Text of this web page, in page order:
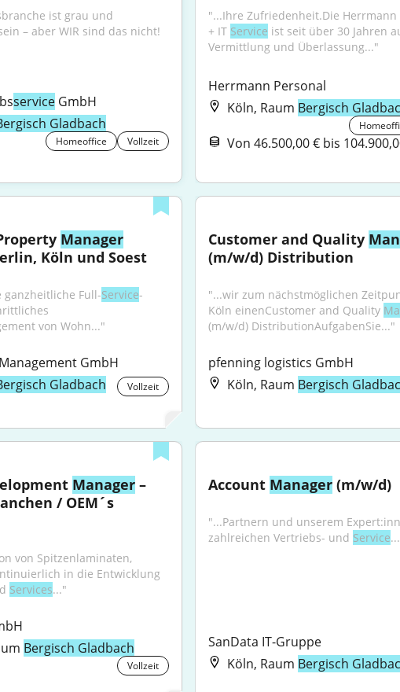
ist grau und
– aber WIR sind das nicht!
service GmbH
Gladbach
Homeoffice Vollzeit
"...Ihre Zufriedenheit.Die Herrmann
+ IT Service ist seit über 30 Jahren
Vermittlung und Überlassung..."
Herrmann Personal
Köln, Raum Bergisch
Von 46.500,00 € bis
Manager
Köln und Soest
ganzheitliche Full-Service-
von Wohn..."
GmbH
Gladbach Vollzeit
Customer and Quality
(m/w/d) Distribution
"...wir zum nächstmöglichen
Köln einenCustomer and Quality
(m/w/d) DistributionAufgabenSie..."
pfenning logistics GmbH
Köln, Raum Bergisch
Manager –
/ OEM´s
von Spitzenlaminaten,
in die Entwicklung
Services..."
Bergisch Gladbach
Vollzeit
Account Manager (m/w/d)
"...Partnern und unserem
zahlreichen Vertriebs- und Service
SanData IT-Gruppe
Köln, Raum Bergisch